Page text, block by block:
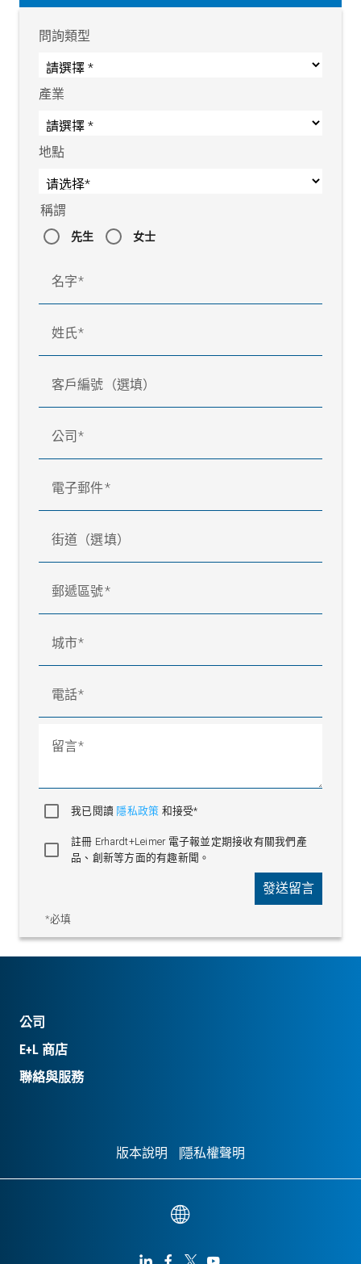
問詢類型
產業
地點
稱謂
先生 女士
名字
姓氏
客戶編號（選填）
公司
電子郵件
街道（選填）
郵遞區號
城市
電話
留言
我已閱讀 隱私政策 和接受*
註冊 Erhardt+Leimer 電子報並定期接收有關我們產
品、創新等方面的有趣新聞。
*必填
發送留言
公司
E+L 商店
聯絡與服務
版本說明 隱私權聲明
   